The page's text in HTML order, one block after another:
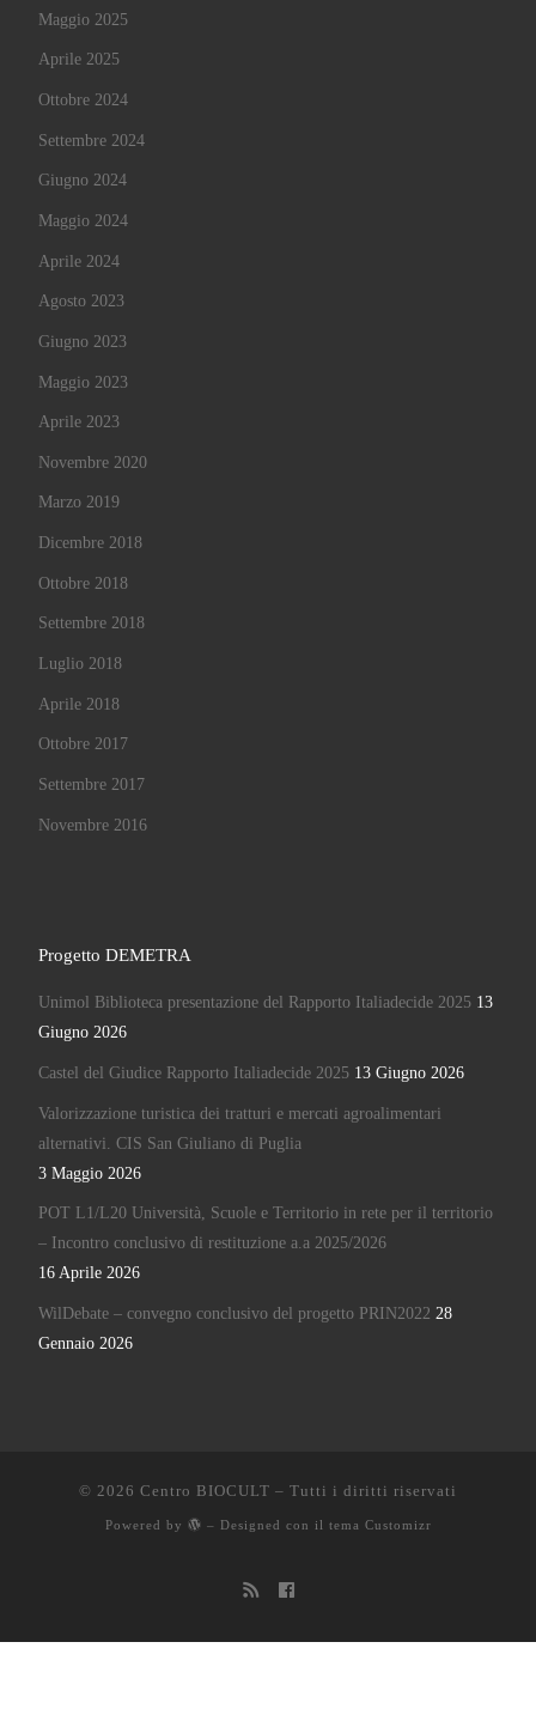
Maggio 2025
Aprile 2025
Ottobre 2024
Settembre 2024
Giugno 2024
Maggio 2024
Aprile 2024
Agosto 2023
Giugno 2023
Maggio 2023
Aprile 2023
Novembre 2020
Marzo 2019
Dicembre 2018
Ottobre 2018
Settembre 2018
Luglio 2018
Aprile 2018
Ottobre 2017
Settembre 2017
Novembre 2016
Progetto DEMETRA
Unimol Biblioteca presentazione del Rapporto Italiadecide 2025 13
Giugno 2026
Castel del Giudice Rapporto Italiadecide 2025 13 Giugno 2026
Valorizzazione turistica dei tratturi e mercati agroalimentari
alternativi. CIS San Giuliano di Puglia
3 Maggio 2026
POT L1/L20 Università, Scuole e Territorio in rete per il territorio
– Incontro conclusivo di restituzione a.a 2025/2026
16 Aprile 2026
WilDebate – convegno conclusivo del progetto PRIN2022 28
Gennaio 2026
© 2026 Centro BIOCULT – Tutti i diritti riservati
Powered by – Designed con il tema Customizr